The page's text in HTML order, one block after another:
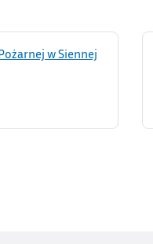
w Siennej